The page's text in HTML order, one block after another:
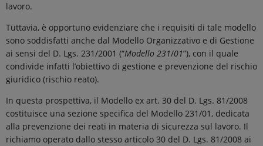
lavoro.
Tuttavia, è opportuno evidenziare che i requisiti di tale modello
sono soddisfatti anche dal Modello Organizzativo e di Gestione
ai sensi del D. Lgs. 231/2001 (“Modello 231/01”), con il quale
condivide infatti l’obiettivo di gestione e prevenzione del rischio
giuridico (rischio reato).
In questa prospettiva, il Modello ex art. 30 del D. Lgs. 81/2008
costituisce una sezione specifica del Modello 231/01, dedicata
alla prevenzione dei reati in materia di sicurezza sul lavoro. Il
richiamo operato dallo stesso articolo 30 del D. Lgs. 81/2008 ai